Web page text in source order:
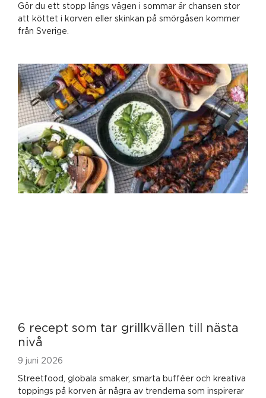
Gör du ett stopp längs vägen i sommar är chansen stor
att köttet i korven eller skinkan på smörgåsen kommer
från Sverige.
6 recept som tar grillkvällen till nästa
nivå
9 juni 2026
Streetfood, globala smaker, smarta bufféer och kreativa
toppings på korven är några av trenderna som inspirerar